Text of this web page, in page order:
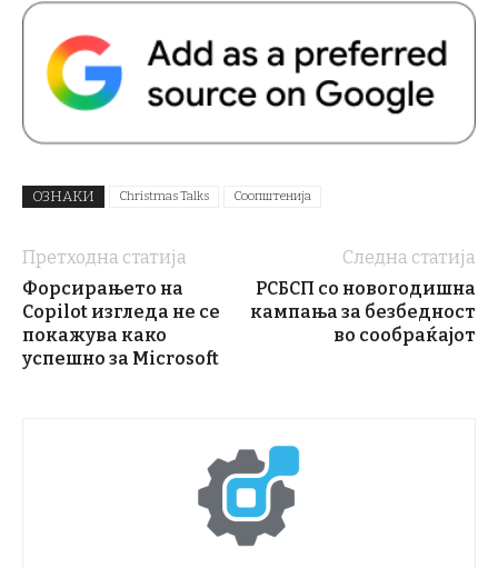
ОЗНАКИ Christmas Talks Соопштенија
Претходна статија
Форсирањето на
Copilot изгледа не се
покажува како
успешно за Microsoft
Следна статија
РСБСП со новогодишна
кампања за безбедност
во сообраќајот